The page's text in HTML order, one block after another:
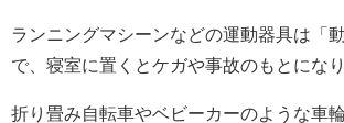
ランニングマシーンなどの運動器具は「
で、寝室に置くとケガや事故のもとになり
折り畳み自転車やベビーカーのような車